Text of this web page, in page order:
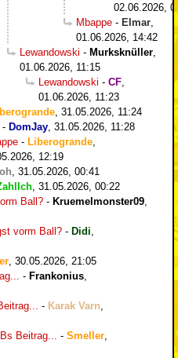
02.06.2026,
Mbappe - Elmar
01.06.2026, 14:42
Lewandowski - Murksknüller
01.06.2026, 11:15
Lewandowski - CF
01.06.2026, 11:23
31.05.2026, 11:24
- DomJay 31.05.2026, 11:28
- Liberogrande
12:19
31.05.2026, 00:41
31.05.2026, 00:22
Ball? - Kruemelmonster09
vorm Ball? - Didi
30.05.2026, 21:05
- Frankonius
- Karak Varn
Beitrag...
- Smeller